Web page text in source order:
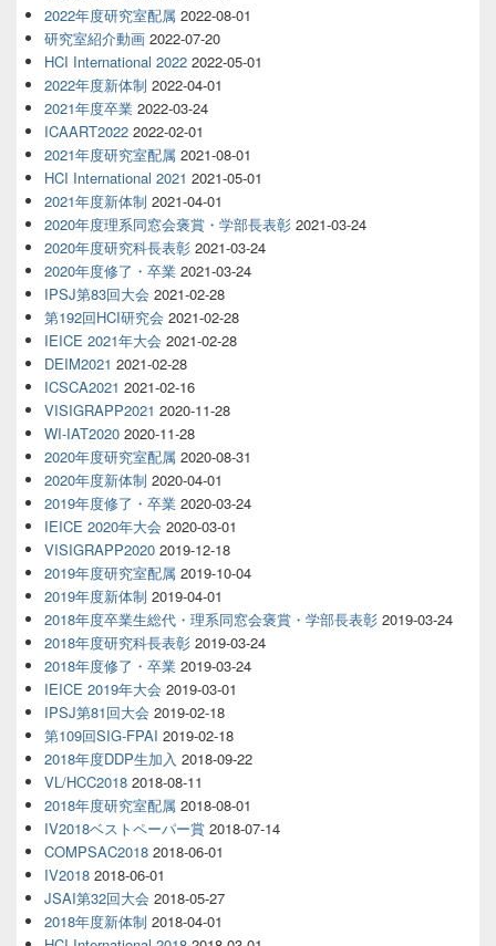
2022年度研究室配属 2022-08-01
研究室紹介動画 2022-07-20
HCI International 2022 2022-05-01
2022年度新体制 2022-04-01
2021年度卒業 2022-03-24
ICAART2022 2022-02-01
2021年度研究室配属 2021-08-01
HCI International 2021 2021-05-01
2021年度新体制 2021-04-01
2020年度理系同窓会褒賞・学部長表彰 2021-03-24
2020年度研究科長表彰 2021-03-24
2020年度修了・卒業 2021-03-24
IPSJ第83回大会 2021-02-28
第192回HCI研究会 2021-02-28
IEICE 2021年大会 2021-02-28
DEIM2021 2021-02-28
ICSCA2021 2021-02-16
VISIGRAPP2021 2020-11-28
WI-IAT2020 2020-11-28
2020年度研究室配属 2020-08-31
2020年度新体制 2020-04-01
2019年度修了・卒業 2020-03-24
IEICE 2020年大会 2020-03-01
VISIGRAPP2020 2019-12-18
2019年度研究室配属 2019-10-04
2019年度新体制 2019-04-01
2018年度卒業生総代・理系同窓会褒賞・学部長表彰 2019-03-24
2018年度研究科長表彰 2019-03-24
2018年度修了・卒業 2019-03-24
IEICE 2019年大会 2019-03-01
IPSJ第81回大会 2019-02-18
第109回SIG-FPAI 2019-02-18
2018年度DDP生加入 2018-09-22
VL/HCC2018 2018-08-11
2018年度研究室配属 2018-08-01
IV2018ベストペーパー賞 2018-07-14
COMPSAC2018 2018-06-01
IV2018 2018-06-01
JSAI第32回大会 2018-05-27
2018年度新体制 2018-04-01